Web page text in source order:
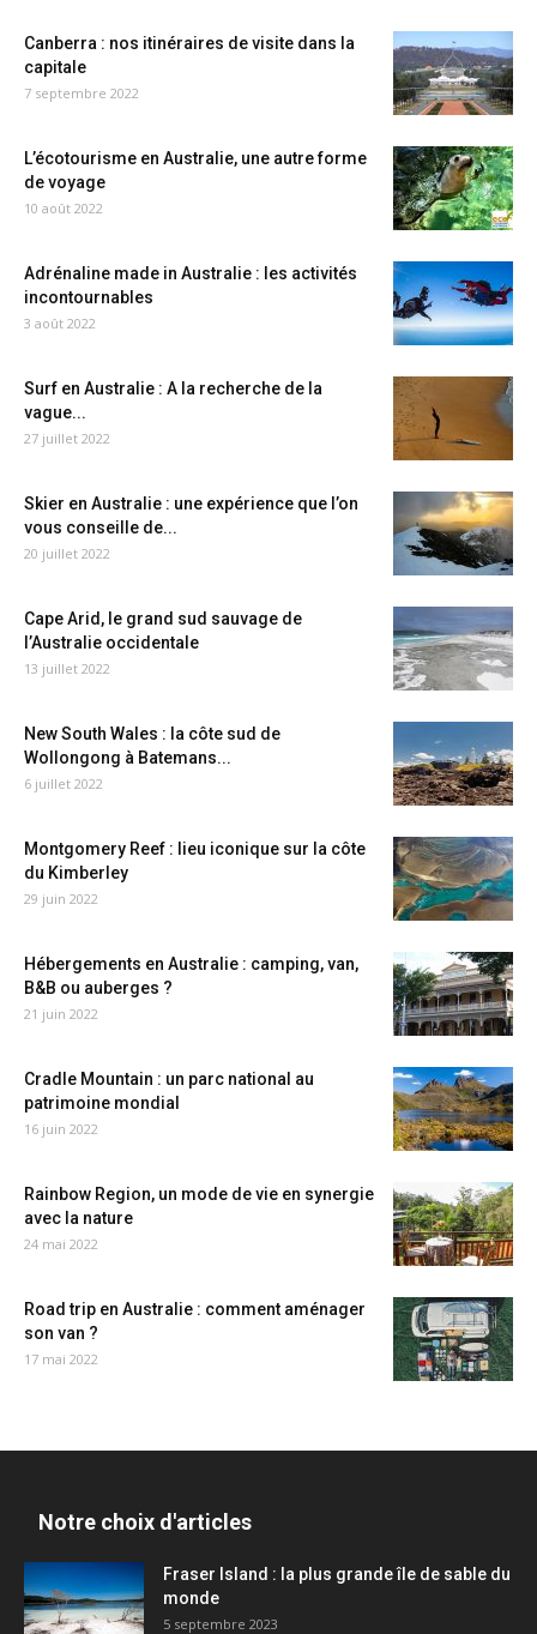
Canberra : nos itinéraires de visite dans la
capitale
7 septembre 2022
L’écotourisme en Australie, une autre forme
de voyage
10 août 2022
Adrénaline made in Australie : les activités
incontournables
3 août 2022
Surf en Australie : A la recherche de la
vague...
27 juillet 2022
Skier en Australie : une expérience que l’on
vous conseille de...
20 juillet 2022
Cape Arid, le grand sud sauvage de
l’Australie occidentale
13 juillet 2022
New South Wales : la côte sud de
Wollongong à Batemans...
6 juillet 2022
Montgomery Reef : lieu iconique sur la côte
du Kimberley
29 juin 2022
Hébergements en Australie : camping, van,
B&B ou auberges ?
21 juin 2022
Cradle Mountain : un parc national au
patrimoine mondial
16 juin 2022
Rainbow Region, un mode de vie en synergie
avec la nature
24 mai 2022
Road trip en Australie : comment aménager
son van ?
17 mai 2022
Notre choix d'articles
Fraser Island : la plus grande île de sable du
monde
5 septembre 2023